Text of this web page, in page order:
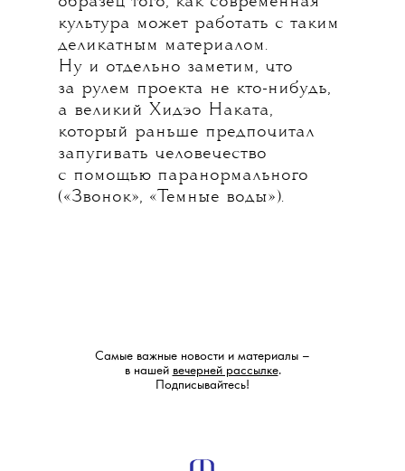
культура может работать с таким
деликатным материалом.
Ну и отдельно заметим, что
за рулем проекта не кто-нибудь,
а великий Хидэо Наката,
который раньше предпочитал
запугивать человечество
с помощью паранормального
(«Звонок», «Темные воды»).
Самые важные новости и материалы –
в нашей вечерней рассылке.
Подписывайтесь!